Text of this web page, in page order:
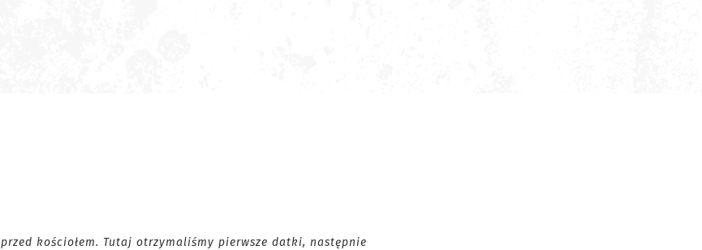
kościołem. Tutaj otrzymaliśmy pierwsze datki, następnie